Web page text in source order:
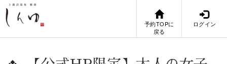
予約TOPに
戻る
ログイン